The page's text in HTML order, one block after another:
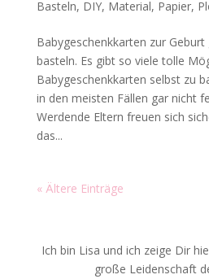
Basteln, DIY, Material, Papier,
Babygeschenkkarten zur
basteln. Es gibt so viele tolle
Babygeschenkkarten selbst zu
in den meisten Fällen gar nicht
Werdende Eltern freuen sich
das...
« Ältere Einträge
Ich bin Lisa und ich zeige Dir
große Leidenschaft